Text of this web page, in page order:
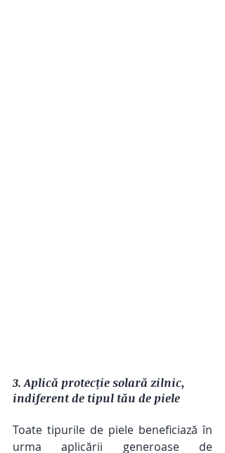
3. Aplică protecție solară zilnic,
indiferent de tipul tău de piele
Toate tipurile de piele beneficiază în